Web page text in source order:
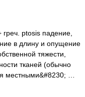
ptosis падение,
в длину и опущение
тяжести,
тканей (обычно
местными&#8230; …